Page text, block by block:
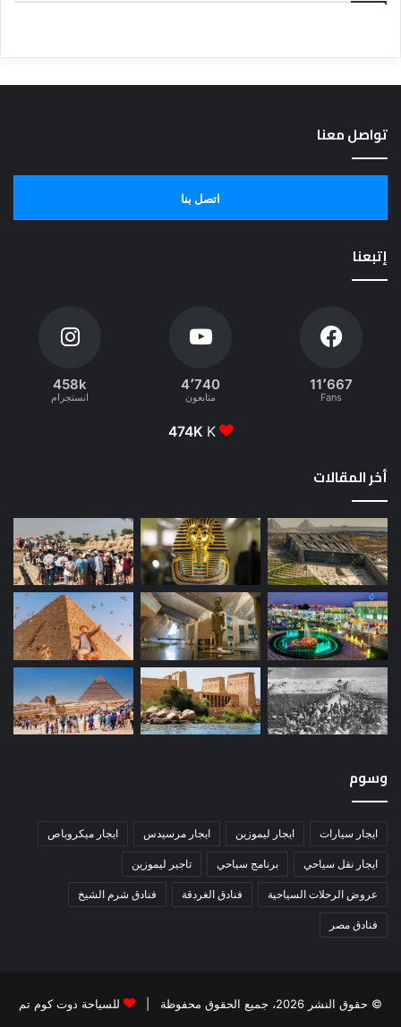
تواصل معنا
اتصل بنا
إتبعنا
11٬667
Fans
4٬740
متابعون
458k
انستجرام
474K K
أخر المقالات
وسوم
ايجار سيارات ايجار ليموزين ايجار مرسيدس ايجار ميكروباص
ايجار نقل سياحي برنامج سياحي تاجير ليموزين
عروض الرحلات السياحية فنادق الغردقة فنادق شرم الشيخ
فنادق مصر
© حقوق النشر 2026، جميع الحقوق محفوظة |
للسياحة دوت كوم تم